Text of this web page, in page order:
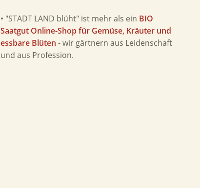
• "STADT LAND blüht" ist mehr als ein BIO
Saatgut Online-Shop für Gemüse, Kräuter und
essbare Blüten - wir gärtnern aus Leidenschaft
und aus Profession.